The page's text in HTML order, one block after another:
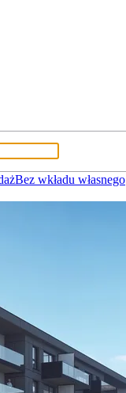
Bez wkładu własnego